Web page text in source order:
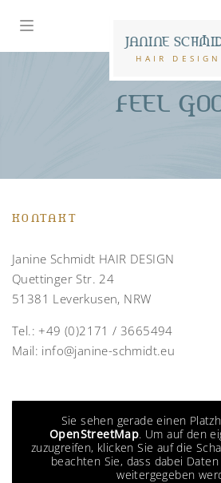
JANINE
HAIR DESIGN
FEEL
KONTAKT
Janine Schmidt HAIR DESIGN
Quettinger Str. 24
51381 Leverkusen, NRW
Tel.:+49 (0)2171 / 3665494
Mail: info@janine-schmidt.eu
Sie sehen gerade einen
OpenStreetMap. Um auf den
zuzugreifen, klicken Sie auf die
beachten Sie, dass dabei
weitergegeben